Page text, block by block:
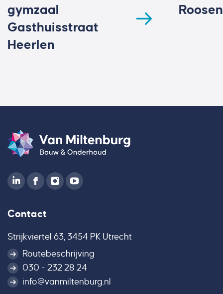
gymzaal
Gasthuisstraat
Heerlen
Contact
Strijkviertel 63, 3454 PK Utrecht
Routebeschrijving
030 - 232 28 24
info@vanmiltenburg.nl